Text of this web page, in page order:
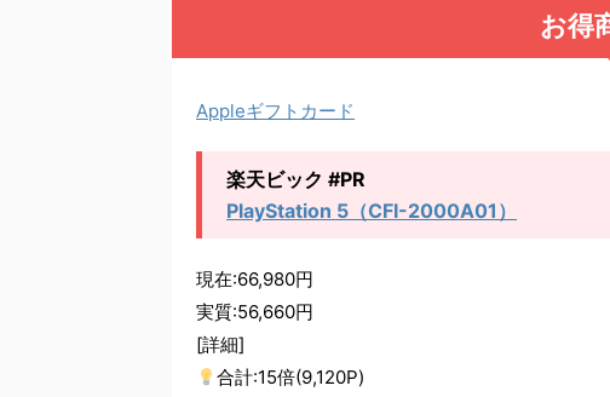
お得
Appleギフトカード
楽天ビック #PR
PlayStation 5（CFI-2000A01）
現在:66,980円
実質:56,660円
[詳細]
合計:15倍(9,120P)